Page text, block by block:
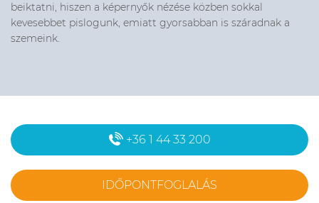
beiktatni, hiszen a képernyők nézése közben sokkal
kevesebbet pislogunk, emiatt gyorsabban is száradnak a
szemeink.
+36 1 44 33 200
IDŐPONTFOGLALÁS